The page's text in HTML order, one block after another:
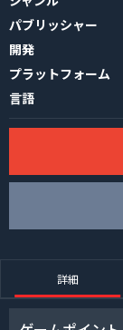
パブリッシャー
開発
プラットフォーム
言語
詳細